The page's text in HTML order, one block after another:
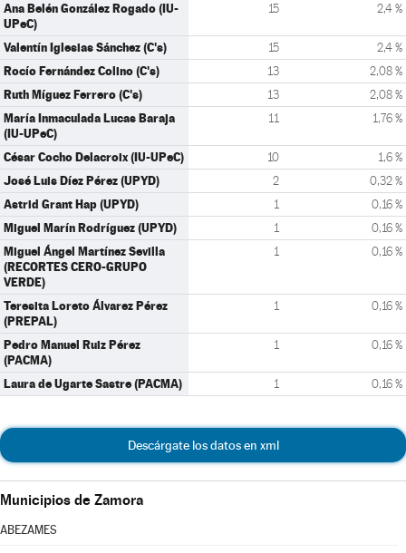
Ana Belén González Rogado (IU-
UPeC)
15 2,4 %
Valentín Iglesias Sánchez (C's) 15 2,4 %
Rocío Fernández Colino (C's) 13 2,08 %
Ruth Míguez Ferrero (C's) 13 2,08 %
María Inmaculada Lucas Baraja
(IU-UPeC)
11 1,76 %
César Cocho Delacroix (IU-UPeC) 10 1,6 %
José Luis Díez Pérez (UPYD) 2 0,32 %
Astrid Grant Hap (UPYD) 1 0,16 %
Miguel Marín Rodríguez (UPYD) 1 0,16 %
Miguel Ángel Martínez Sevilla
(RECORTES CERO-GRUPO
VERDE)
1 0,16 %
Teresita Loreto Álvarez Pérez
(PREPAL)
1 0,16 %
Pedro Manuel Ruiz Pérez
(PACMA)
1 0,16 %
Laura de Ugarte Sastre (PACMA) 1 0,16 %
Descárgate los datos en xml
Municipios de Zamora
ABEZAMES